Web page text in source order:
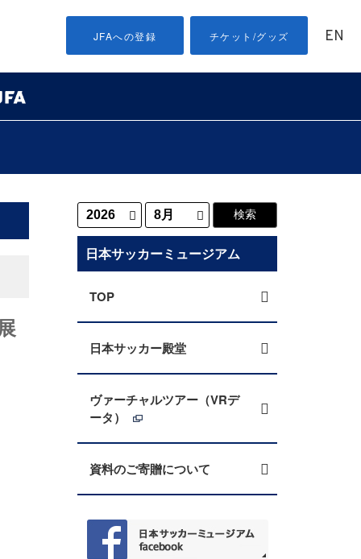
JFAへの登録 チケット/グッズ EN
日本サッカーミュージアム
TOP
日本サッカー殿堂
ヴァーチャルツアー（VRデ
ータ）
資料のご寄贈について